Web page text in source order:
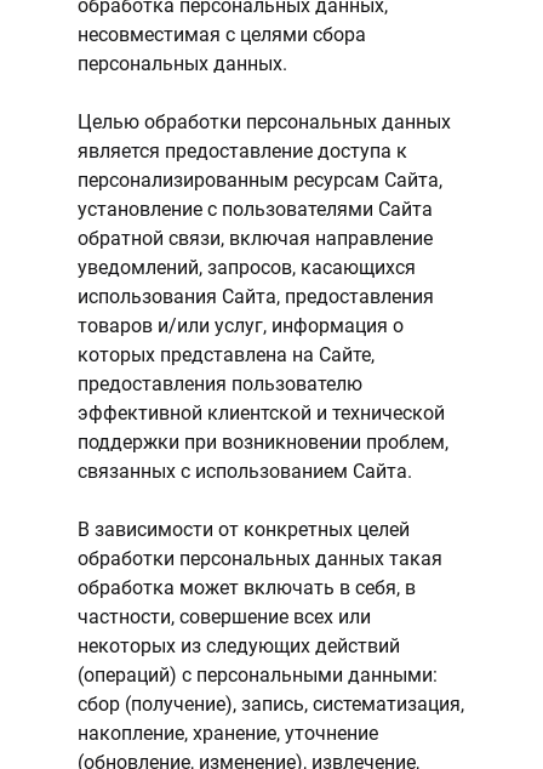
обработка персональных данных,
несовместимая с целями сбора
персональных данных.
Целью обработки персональных данных
является предоставление доступа к
персонализированным ресурсам Сайта,
установление с пользователями Сайта
обратной связи, включая направление
уведомлений, запросов, касающихся
использования Сайта, предоставления
товаров и/или услуг, информация о
которых представлена на Сайте,
предоставления пользователю
эффективной клиентской и технической
поддержки при возникновении проблем,
связанных с использованием Сайта.
В зависимости от конкретных целей
обработки персональных данных такая
обработка может включать в себя, в
частности, совершение всех или
некоторых из следующих действий
(операций) с персональными данными:
сбор (получение), запись, систематизация,
накопление, хранение, уточнение
(обновление, изменение), извлечение,